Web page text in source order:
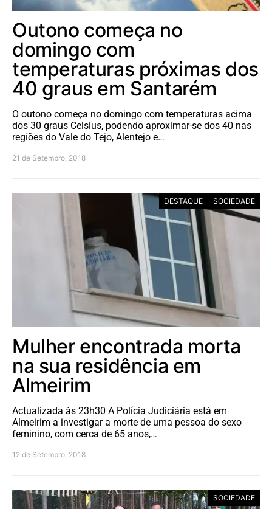
Outono começa no
domingo com
temperaturas próximas dos
40 graus em Santarém
O outono começa no domingo com temperaturas acima
dos 30 graus Celsius, podendo aproximar-se dos 40 nas
regiões do Vale do Tejo, Alentejo e…
21 de Setembro, 2018
DESTAQUE SOCIEDADE
Mulher encontrada morta
na sua residência em
Almeirim
Actualizada às 23h30 A Polícia Judiciária está em
Almeirim a investigar a morte de uma pessoa do sexo
feminino, com cerca de 65 anos,…
12 de Setembro, 2018
SOCIEDADE